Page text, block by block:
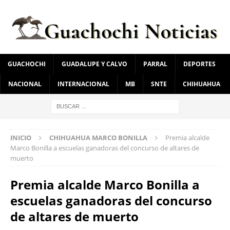
GUACHOCHI GUADALUPE Y CALVO PARRAL DEPORTES
NACIONAL INTERNACIONAL MB SNTE CHIHUAHUA
INICIO CHIHUAHUA MARCO BONILLA
Premia alcalde
Marco Bonilla a escuelas ganadoras del concurso de altares de
muerto
Premia alcalde Marco Bonilla a
escuelas ganadoras del concurso
de altares de muerto